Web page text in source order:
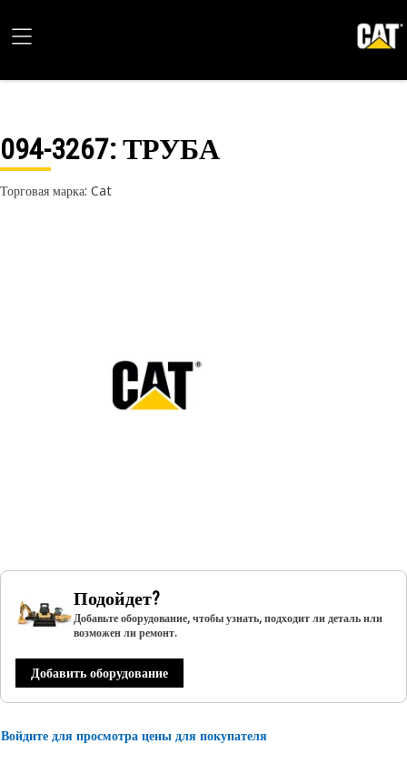
094-3267: ТРУБА
Торговая марка: Cat
Подойдет?
Добавьте оборудование, чтобы узнать, подходит ли деталь или
возможен ли ремонт.
Добавить оборудование
Войдите для просмотра цены для покупателя